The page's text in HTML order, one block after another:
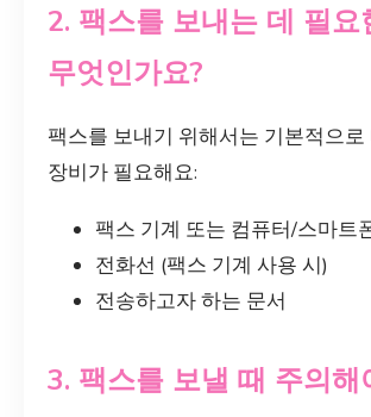
2. 팩스를 보내는 데 필요
무엇인가요?
팩스를 보내기 위해서는 기본적으로
장비가 필요해요:
팩스 기계 또는 컴퓨터/스마트
전화선 (팩스 기계 사용 시)
전송하고자 하는 문서
3. 팩스를 보낼 때 주의해